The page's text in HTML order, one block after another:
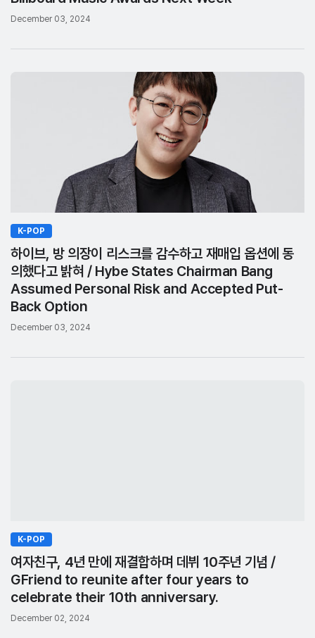
December 03, 2024
K-POP
하이브, 방 의장이 리스크를 감수하고 재매입 옵션에 동
의했다고 밝혀 / Hybe States Chairman Bang
Assumed Personal Risk and Accepted Put-
Back Option
December 03, 2024
K-POP
여자친구, 4년 만에 재결합하며 데뷔 10주년 기념 /
GFriend to reunite after four years to
celebrate their 10th anniversary.
December 02, 2024